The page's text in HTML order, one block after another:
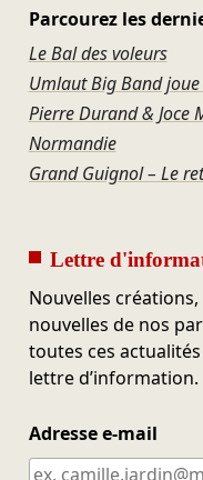
Parcourez les
Le Bal des voleurs
Umlaut Big Band joue
Pierre Durand & Joce
Normandie
Grand Guignol – Le
Lettre
Nouvelles
nouvelles de nos
toutes ces
lettre d’information.
Adresse e-mail